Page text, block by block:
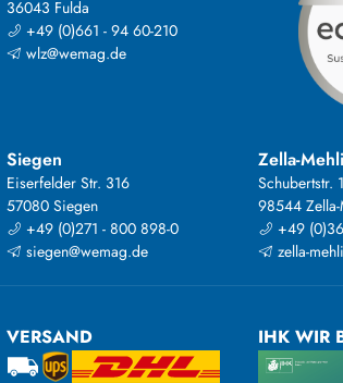
36043 Fulda
+49 (0)661 - 94 60-210
wlz@wemag.de
Siegen
Eiserfelder Str. 316
57080 Siegen
+49 (0)271 - 800 898-0
siegen@wemag.de
Zella-
Schubertstr.
98544
+49
zella-
VERSAND IHK WIR